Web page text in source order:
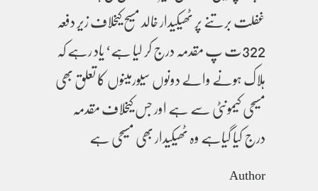
غفلت برتنے پر ٹھیکیدار خالد مسیح کیخلاف زیر دفعہ
322ت پ مقدمہ درج کر لیا ہے‘ یاد رہے کہ
ہلاک ہونے والے دونوں سیورمینوں کا تعلق بھی
مسیحی کیمونٹی سے ہے اور جس کیخلاف مقدمہ
درج کیا گیاہے وہ ٹھیکیدار بھی مسیحی ہے
Author